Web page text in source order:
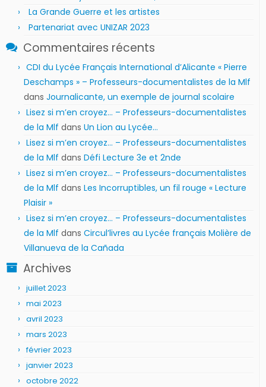
La Grande Guerre et les artistes
Partenariat avec UNIZAR 2023
Commentaires récents
CDI du Lycée Français International d’Alicante « Pierre
Deschamps » – Professeurs-documentalistes de la Mlf
dans Journalicante, un exemple de journal scolaire
Lisez si m’en croyez… – Professeurs-documentalistes
de la Mlf dans Un Lion au Lycée…
Lisez si m’en croyez… – Professeurs-documentalistes
de la Mlf dans Défi Lecture 3e et 2nde
Lisez si m’en croyez… – Professeurs-documentalistes
de la Mlf dans Les Incorruptibles, un fil rouge « Lecture
Plaisir »
Lisez si m’en croyez… – Professeurs-documentalistes
de la Mlf dans Circul’livres au Lycée français Molière de
Villanueva de la Cañada
Archives
juillet 2023
mai 2023
avril 2023
mars 2023
février 2023
janvier 2023
octobre 2022